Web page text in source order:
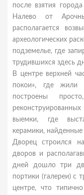
после взятия
Налево от
располагается
археологических
подземелье, где
трудившихся здесь
В центре верхней
покои», где жили
построены
выемки, где
керамики,
Дворец строился
дворов и
дней дошло три
портики (галереи) с
центре, что